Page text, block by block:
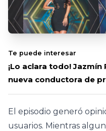
Te puede interesar
¡Lo aclara todo!
nueva conductora de
El episodio generó
usuarios. Mientras